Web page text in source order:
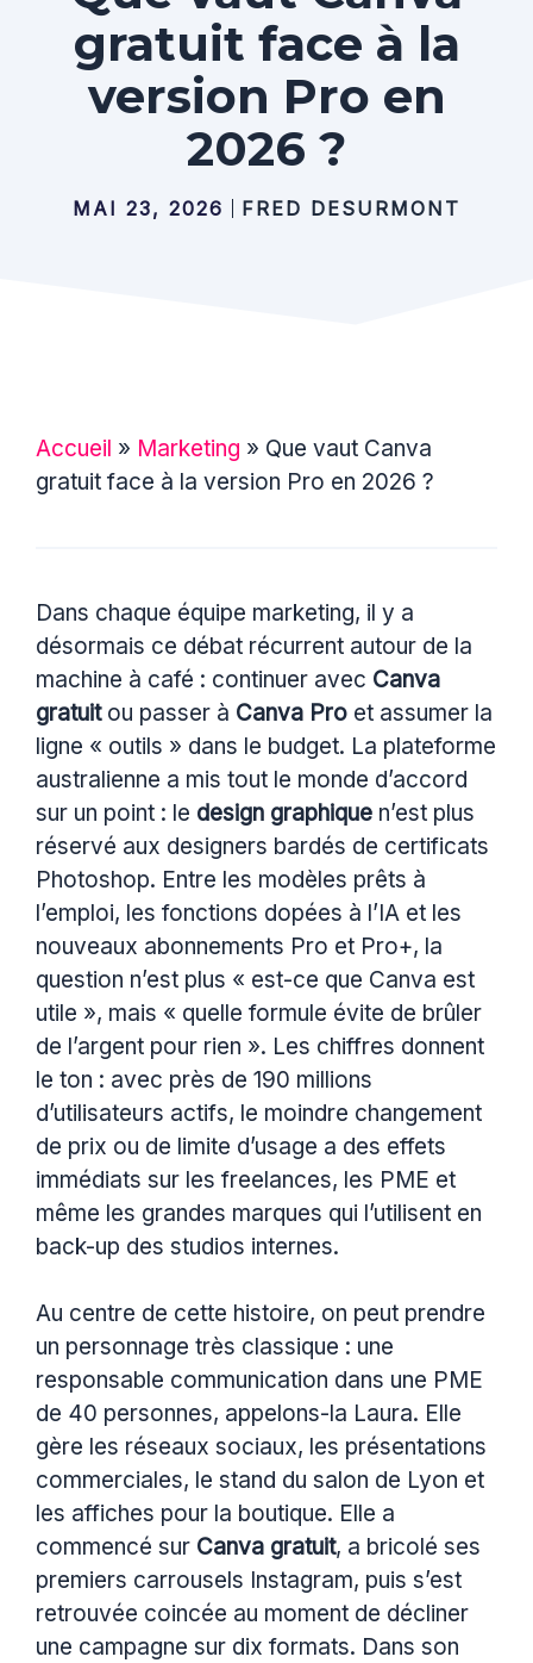
gratuit face à la
version Pro en
2026 ?
MAI 23, 2026 FRED DESURMONT
Accueil » Marketing » Que vaut Canva
gratuit face à la version Pro en 2026 ?
Dans chaque équipe marketing, il y a
désormais ce débat récurrent autour de la
machine à café : continuer avec Canva
gratuitou passer à Canva Pro et assumer la
ligne « outils » dans le budget. La plateforme
australienne a mis tout le monde d’accord
sur un point : le design graphique n’est plus
réservé aux designers bardés de certificats
Photoshop. Entre les modèles prêts à
l’emploi, les fonctions dopées à l’IA et les
nouveaux abonnements Pro et Pro+, la
question n’est plus « est-ce que Canva est
utile », mais « quelle formule évite de brûler
de l’argent pour rien ». Les chiffres donnent
le ton : avec près de 190 millions
d’utilisateurs actifs, le moindre changement
de prix ou de limite d’usage a des effets
immédiats sur les freelances, les PME et
même les grandes marques qui l’utilisent en
back-up des studios internes.
Au centre de cette histoire, on peut prendre
un personnage très classique : une
responsable communication dans une PME
de 40 personnes, appelons-la Laura. Elle
gère les réseaux sociaux, les présentations
commerciales, le stand du salon de Lyon et
les affiches pour la boutique. Elle a
commencé sur Canva gratuit, a bricolé ses
premiers carrousels Instagram, puis s’est
retrouvée coincée au moment de décliner
une campagne sur dix formats. Dans son